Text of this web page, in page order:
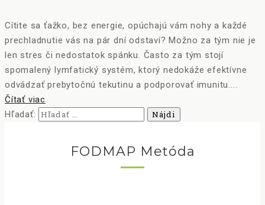
Cítite sa ťažko, bez energie, opúchajú vám nohy a každé
prechladnutie vás na pár dní odstaví? Možno za tým nie je
len stres či nedostatok spánku. Často za tým stojí
spomalený lymfatický systém, ktorý nedokáže efektívne
odvádzať prebytočnú tekutinu a podporovať imunitu....
Čítať viac
Hľadať:
FODMAP Metóda